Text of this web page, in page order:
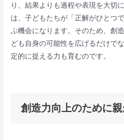
り、結果よりも過程や表現を大切
は、子どもたちが「正解がひとつ
ぶ機会になります。そのため、創
ども自身の可能性を広げるだけで
定的に捉える力も育むのです。
創造力向上のために